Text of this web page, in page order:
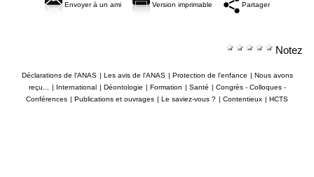
Envoyer à un ami Version imprimable Partager
Notez
Déclarations de l'ANAS Les avis de l'ANAS Protection de l'enfance
Nous avons
reçu...
International Déontologie Formation Santé
Congrès - Colloques -
Conférences
Publications et ouvrages Le saviez-vous ? Contentieux HCTS